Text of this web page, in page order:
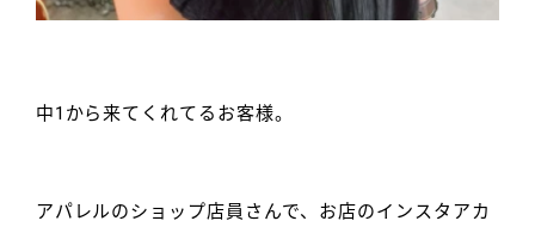
中1から来てくれてるお客様。
アパレルのショップ店員さんで、お店のインスタアカ